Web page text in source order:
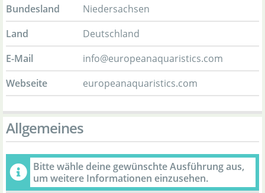
Bundesland
Niedersachsen
Land
Deutschland
E-Mail
info@europeanaquaristics.com
Webseite
europeanaquaristics.com
Allgemeines
Bitte wähle deine gewünschte Ausführung aus,
um weitere Informationen einzusehen.